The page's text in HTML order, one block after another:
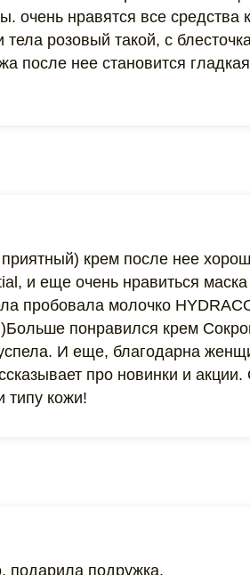
очень нравятся все средства
розовый такой, с
после нее становится
крем после нее
и еще очень нравиться
пробовала молочко
понравился крем
И еще, благодарна
про новинки и акции.
типу кожи!
подарила подружка.